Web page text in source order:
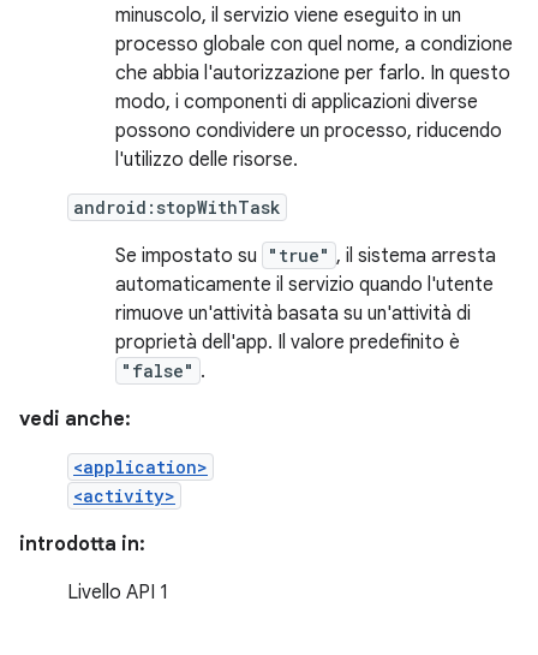
minuscolo, il servizio viene eseguito in un
processo globale con quel nome, a condizione
che abbia l'autorizzazione per farlo. In questo
modo, i componenti di applicazioni diverse
possono condividere un processo, riducendo
l'utilizzo delle risorse.
android:stopWithTask
Se impostato su "true" , il sistema arresta
automaticamente il servizio quando l'utente
rimuove un'attività basata su un'attività di
proprietà dell'app. Il valore predefinito è
"false" .
vedi anche:
<application>
<activity>
introdotta in:
Livello API 1